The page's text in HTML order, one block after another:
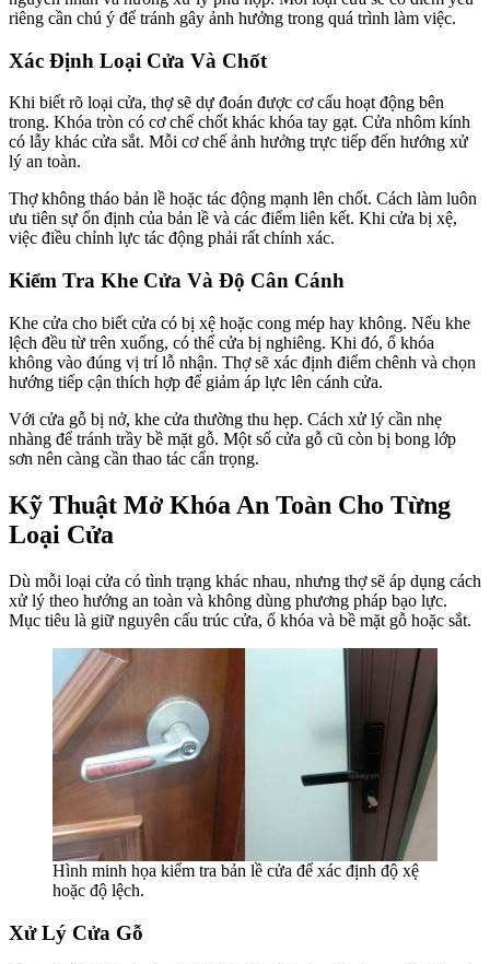
riêng cần chú ý để tránh gây ảnh hưởng trong quá trình làm việc.
Xác Định Loại Cửa Và Chốt
Khi biết rõ loại cửa, thợ sẽ dự đoán được cơ cấu hoạt động bên
trong. Khóa tròn có cơ chế chốt khác khóa tay gạt. Cửa nhôm kính
có lẫy khác cửa sắt. Mỗi cơ chế ảnh hưởng trực tiếp đến hướng xử
lý an toàn.
Thợ không tháo bản lề hoặc tác động mạnh lên chốt. Cách làm luôn
ưu tiên sự ổn định của bản lề và các điểm liên kết. Khi cửa bị xệ,
việc điều chỉnh lực tác động phải rất chính xác.
Kiểm Tra Khe Cửa Và Độ Cân Cánh
Khe cửa cho biết cửa có bị xệ hoặc cong mép hay không. Nếu khe
lệch đều từ trên xuống, có thể cửa bị nghiêng. Khi đó, ổ khóa
không vào đúng vị trí lỗ nhận. Thợ sẽ xác định điểm chênh và chọn
hướng tiếp cận thích hợp để giảm áp lực lên cánh cửa.
Với cửa gỗ bị nở, khe cửa thường thu hẹp. Cách xử lý cần nhẹ
nhàng để tránh trầy bề mặt gỗ. Một số cửa gỗ cũ còn bị bong lớp
sơn nên càng cần thao tác cẩn trọng.
Kỹ Thuật Mở Khóa An Toàn Cho Từng
Loại Cửa
Dù mỗi loại cửa có tình trạng khác nhau, nhưng thợ sẽ áp dụng cách
xử lý theo hướng an toàn và không dùng phương pháp bạo lực.
Mục tiêu là giữ nguyên cấu trúc cửa, ổ khóa và bề mặt gỗ hoặc sắt.
Hình minh họa kiểm tra bản lề cửa để xác định độ xệ
hoặc độ lệch.
Xử Lý Cửa Gỗ